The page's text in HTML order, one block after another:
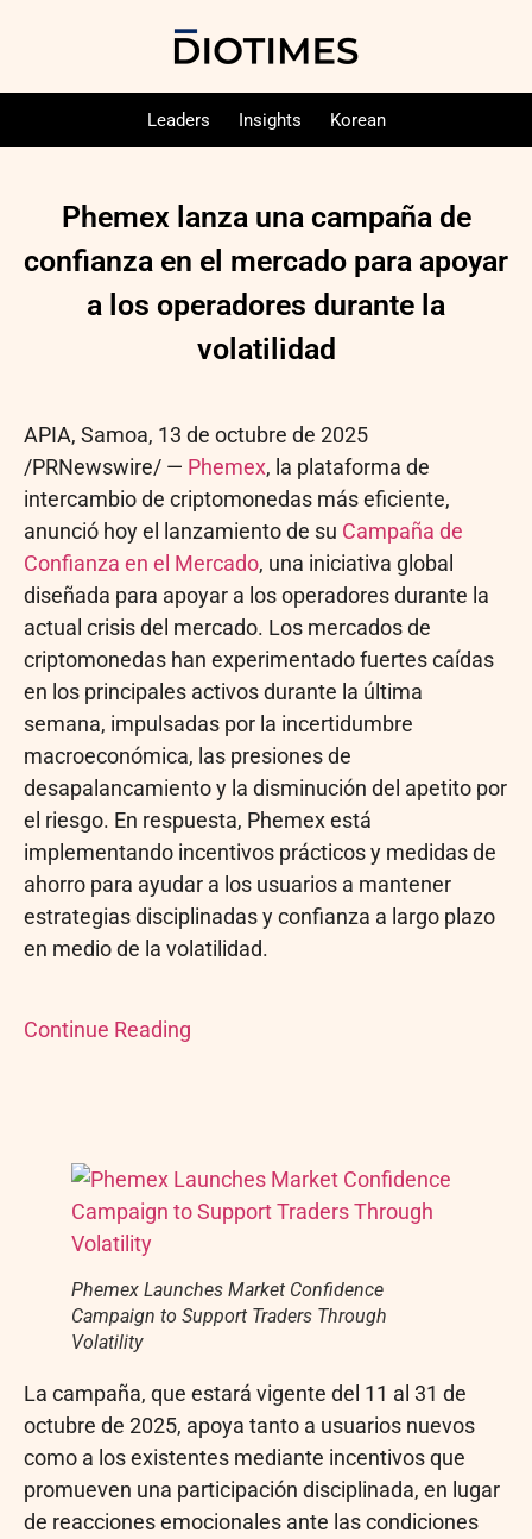
Leaders Insights Korean
Phemex lanza una campaña de
confianza en el mercado para apoyar
a los operadores durante la
volatilidad
APIA, Samoa, 13 de octubre de 2025
/PRNewswire/ — Phemex, la plataforma de
intercambio de criptomonedas más eficiente,
anunció hoy el lanzamiento de su Campaña de
Confianza en el Mercado, una iniciativa global
diseñada para apoyar a los operadores durante la
actual crisis del mercado. Los mercados de
criptomonedas han experimentado fuertes caídas
en los principales activos durante la última
semana, impulsadas por la incertidumbre
macroeconómica, las presiones de
desapalancamiento y la disminución del apetito por
el riesgo. En respuesta, Phemex está
implementando incentivos prácticos y medidas de
ahorro para ayudar a los usuarios a mantener
estrategias disciplinadas y confianza a largo plazo
en medio de la volatilidad.
Continue Reading
Phemex Launches Market Confidence
Campaign to Support Traders Through
Volatility
La campaña, que estará vigente del 11 al 31 de
octubre de 2025, apoya tanto a usuarios nuevos
como a los existentes mediante incentivos que
promueven una participación disciplinada, en lugar
de reacciones emocionales ante las condiciones